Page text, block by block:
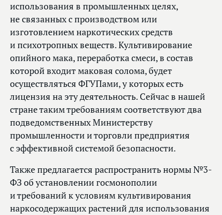
использования в промышленных целях,
не связанных с производством или
изготовлением наркотических средств
и психотропных веществ. Культивирование
опийного мака, переработка смеси, в состав
которой входит маковая солома, будет
осуществляться ФГУПами, у которых есть
лицензия на эту деятельность. Сейчас в нашей
стране таким требованиям соответствуют два
подведомственных Министерству
промышленности и торговли предприятия
с эффективной системой безопасности.
Также предлагается распространить нормы №3-
ФЗ об установлении госмонополии
и требований к условиям культивирования
наркосодержащих растений для использования